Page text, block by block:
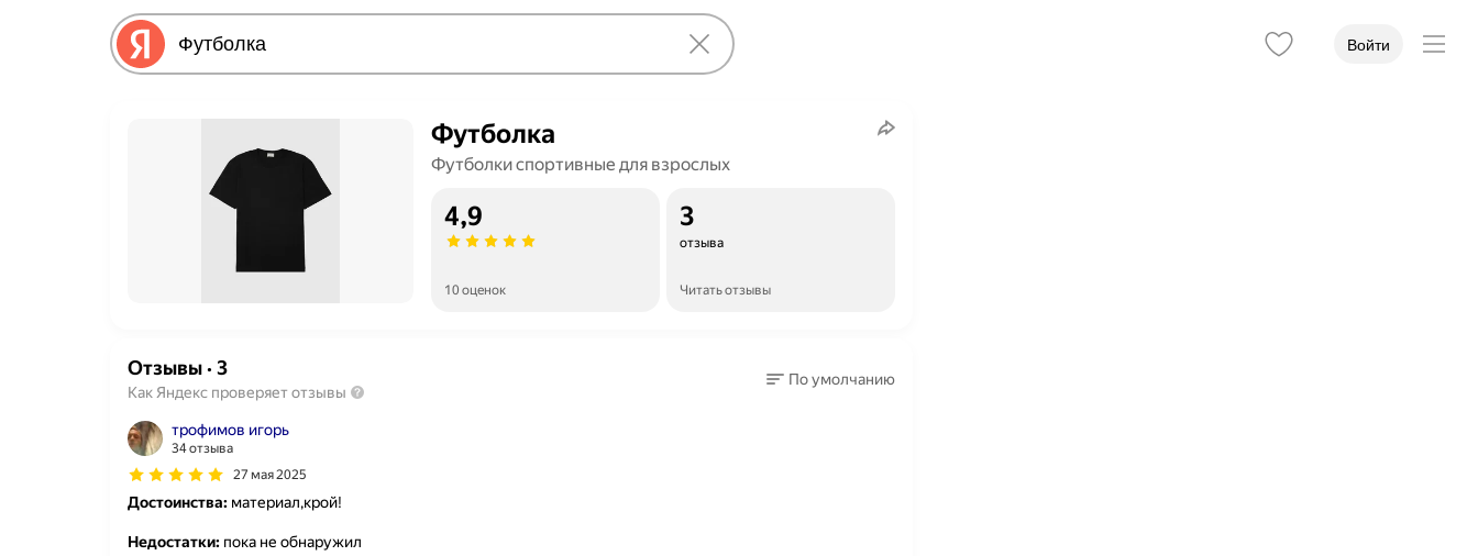
Войти
Футболка
Футболки спортивные для взрослых
4,9
10 оценок
3
отзыва
Читать отзывы
Отзывы· 3
Как Яндекс проверяет отзывы
По умолчанию
трофимов игорь
34 отзыва
27 мая 2025
Достоинства: материал,крой!
Недостатки: пока не обнаружил